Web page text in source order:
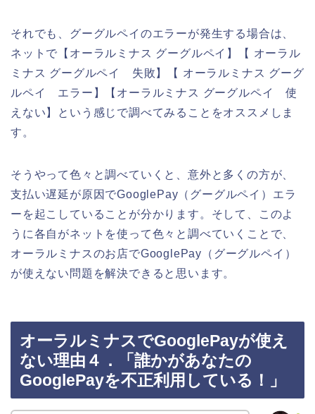
それでも、グーグルペイのエラーが発生する場合は、
ネットで【オーラルミナス グーグルペイ】【 オーラル
ミナス グーグルペイ 失敗】【 オーラルミナス グーグ
ルペイ エラー】【オーラルミナス グーグルペイ 使
えない】という感じで調べてみることをオススメしま
す。
そうやって色々と調べていくと、意外と多くの方が、
支払い遅延が原因でGooglePay（グーグルペイ）エラ
ーを起こしていることが分かります。そして、このよ
うに各自がネットを使って色々と調べていくことで、
オーラルミナスのお店でGooglePay（グーグルペイ）
が使えない問題を解決できると思います。
オーラルミナスでGooglePayが使え
ない理由４．「誰かがあなたの
GooglePayを不正利用している！」